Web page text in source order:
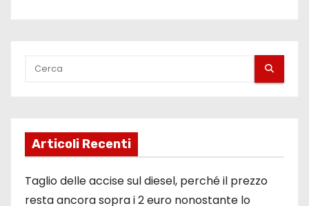
Articoli Recenti
Taglio delle accise sul diesel, perché il prezzo
resta ancora sopra i 2 euro nonostante lo